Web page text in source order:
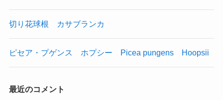
切り花球根 カサブランカ
ピセア・プゲンス ホプシー Picea pungens Hoopsii
最近のコメント